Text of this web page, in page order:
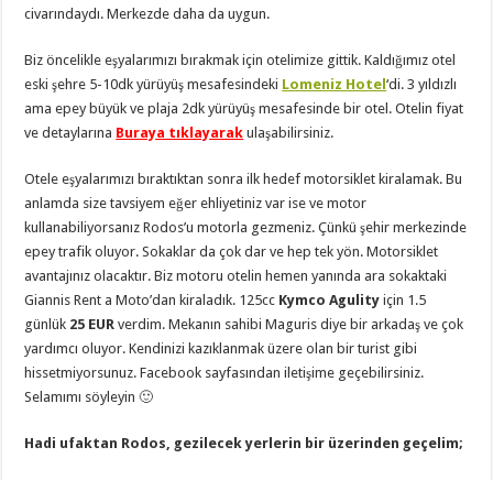
civarındaydı. Merkezde daha da uygun.
Biz öncelikle eşyalarımızı bırakmak için otelimize gittik. Kaldığımız otel
eski şehre 5-10dk yürüyüş mesafesindeki Lomeniz Hotel‘di. 3 yıldızlı
ama epey büyük ve plaja 2dk yürüyüş mesafesinde bir otel. Otelin fiyat
ve detaylarına Buraya tıklayarak ulaşabilirsiniz.
Otele eşyalarımızı bıraktıktan sonra ilk hedef motorsiklet kiralamak. Bu
anlamda size tavsiyem eğer ehliyetiniz var ise ve motor
kullanabiliyorsanız Rodos’u motorla gezmeniz. Çünkü şehir merkezinde
epey trafik oluyor. Sokaklar da çok dar ve hep tek yön. Motorsiklet
avantajınız olacaktır. Biz motoru otelin hemen yanında ara sokaktaki
Giannis Rent a Moto’dan kiraladık. 125cc Kymco Agulity için 1.5
günlük 25 EUR verdim. Mekanın sahibi Maguris diye bir arkadaş ve çok
yardımcı oluyor. Kendinizi kazıklanmak üzere olan bir turist gibi
hissetmiyorsunuz. Facebook sayfasından iletişime geçebilirsiniz.
Selamımı söyleyin 🙂
Hadi ufaktan Rodos, gezilecek yerlerin bir üzerinden geçelim;